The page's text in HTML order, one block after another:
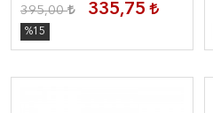
395,00 335,75
%15